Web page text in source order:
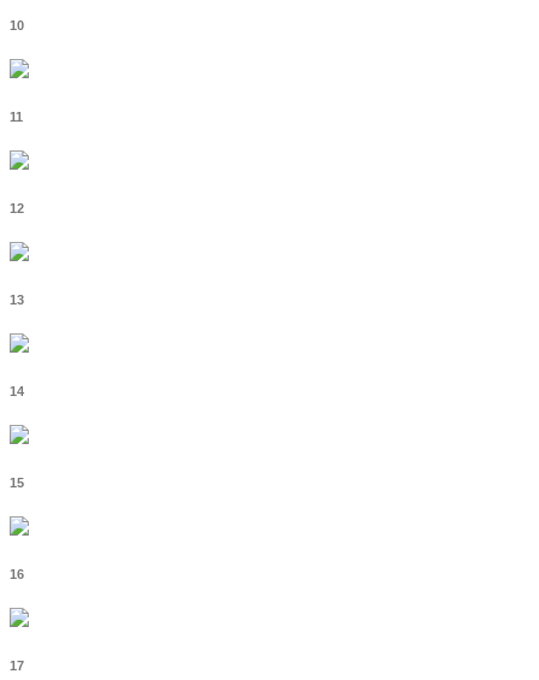
10
11
12
13
14
15
16
17